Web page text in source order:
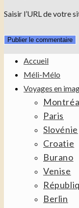
Saisir l’URL de votre
Accueil
Méli-Mélo
Voyages en
Paris
Slovénie
Croatie
Burano
Venise
Berlin